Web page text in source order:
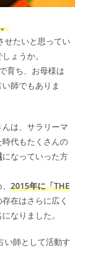
せたいと思ってい
ょうか。
育ち、お母様は
師でもありま
は、サラリーマ
代もたくさんの
になっていった方
、2015年に「THE
在はさらに広く
なりました。
い師として活動す